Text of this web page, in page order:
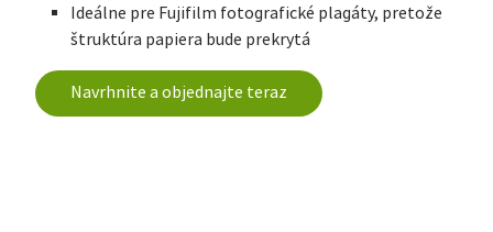
Ideálne pre Fujifilm fotografické plagáty, pretože
štruktúra papiera bude prekrytá
Navrhnite a objednajte teraz